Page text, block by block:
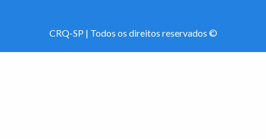
CRQ-SP | Todos os direitos reservados ©